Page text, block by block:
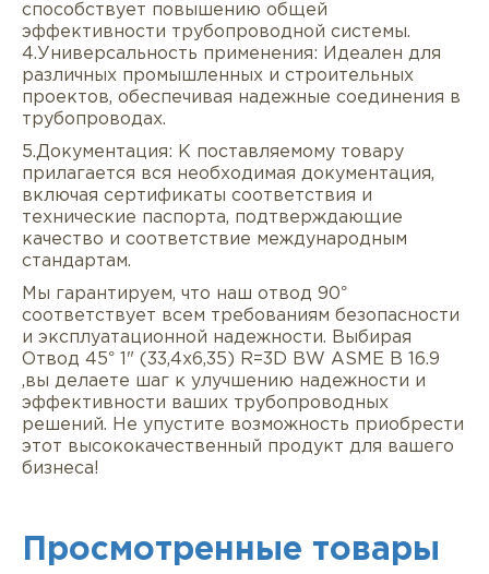
способствует повышению общей
эффективности трубопроводной системы.
4.Универсальность применения: Идеален для
различных промышленных и строительных
проектов, обеспечивая надежные соединения в
трубопроводах.
5.Документация: К поставляемому товару
прилагается вся необходимая документация,
включая сертификаты соответствия и
технические паспорта, подтверждающие
качество и соответствие международным
стандартам.
Мы гарантируем, что наш отвод 90°
соответствует всем требованиям безопасности
и эксплуатационной надежности. Выбирая
Отвод 45° 1" (33,4х6,35) R=3D BW ASME B 16.9
,вы делаете шаг к улучшению надежности и
эффективности ваших трубопроводных
решений. Не упустите возможность приобрести
этот высококачественный продукт для вашего
бизнеса!
Просмотренные товары